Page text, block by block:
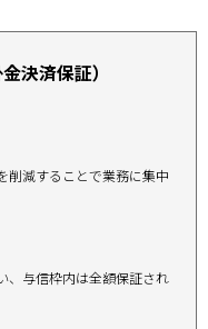
決済保証）
削減することで業務に集中
、与信枠内は全額保証され